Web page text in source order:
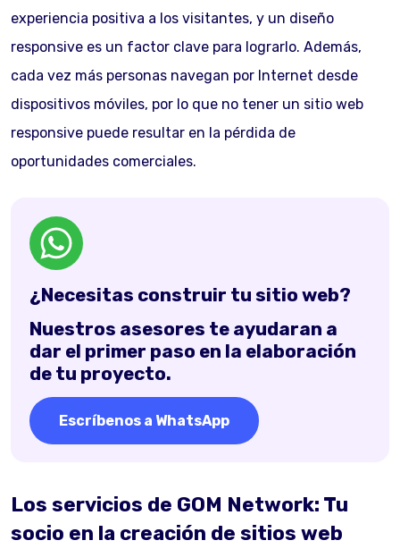
experiencia positiva a los visitantes, y un diseño
responsive es un factor clave para lograrlo. Además,
cada vez más personas navegan por Internet desde
dispositivos móviles, por lo que no tener un sitio web
responsive puede resultar en la pérdida de
oportunidades comerciales.
¿Necesitas construir tu sitio web?
Nuestros asesores te ayudaran a
dar el primer paso en la elaboración
de tu proyecto.
Escríbenos a WhatsApp
Los servicios de GOM Network: Tu
socio en la creación de sitios web